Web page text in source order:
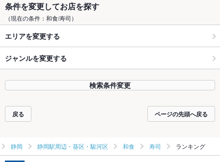
条件を変更してお店を探す
（現在の条件：和食/寿司）
エリアを変更する
ジャンルを変更する
検索条件変更
戻る ページの先頭へ戻る
静岡 静岡駅周辺・葵区・駿河区 和食 寿司 ランキング